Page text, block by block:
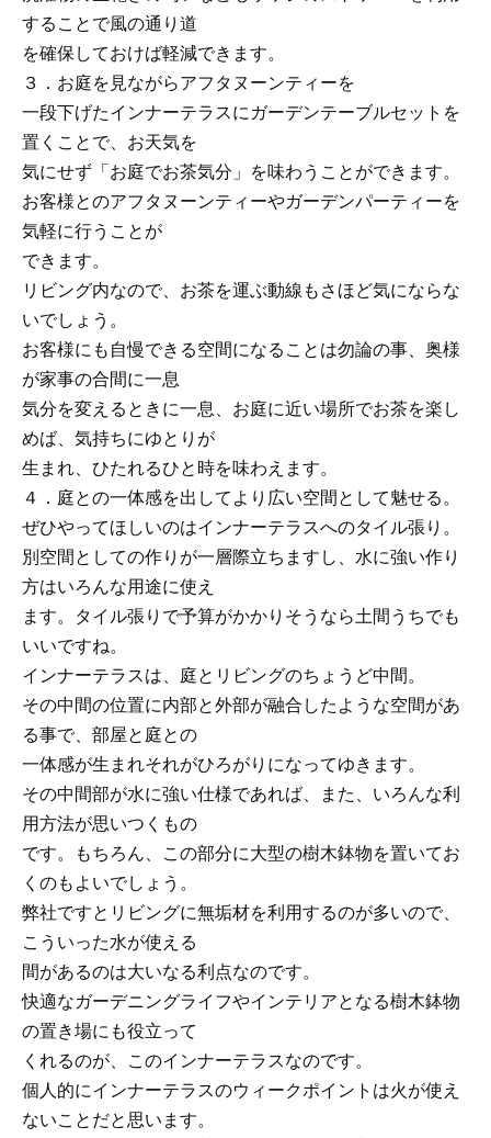
することで風の通り道
を確保しておけば軽減できます。
３．お庭を見ながらアフタヌーンティーを
一段下げたインナーテラスにガーデンテーブルセットを
置くことで、お天気を
気にせず「お庭でお茶気分」を味わうことができます。
お客様とのアフタヌーンティーやガーデンパーティーを
気軽に行うことが
できます。
リビング内なので、お茶を運ぶ動線もさほど気にならな
いでしょう。
お客様にも自慢できる空間になることは勿論の事、奥様
が家事の合間に一息
気分を変えるときに一息、お庭に近い場所でお茶を楽し
めば、気持ちにゆとりが
生まれ、ひたれるひと時を味わえます。
４．庭との一体感を出してより広い空間として魅せる。
ぜひやってほしいのはインナーテラスへのタイル張り。
別空間としての作りが一層際立ちますし、水に強い作り
方はいろんな用途に使え
ます。タイル張りで予算がかかりそうなら土間うちでも
いいですね。
インナーテラスは、庭とリビングのちょうど中間。
その中間の位置に内部と外部が融合したような空間があ
る事で、部屋と庭との
一体感が生まれそれがひろがりになってゆきます。
その中間部が水に強い仕様であれば、また、いろんな利
用方法が思いつくもの
です。もちろん、この部分に大型の樹木鉢物を置いてお
くのもよいでしょう。
弊社ですとリビングに無垢材を利用するのが多いので、
こういった水が使える
間があるのは大いなる利点なのです。
快適なガーデニングライフやインテリアとなる樹木鉢物
の置き場にも役立って
くれるのが、このインナーテラスなのです。
個人的にインナーテラスのウィークポイントは火が使え
ないことだと思います。